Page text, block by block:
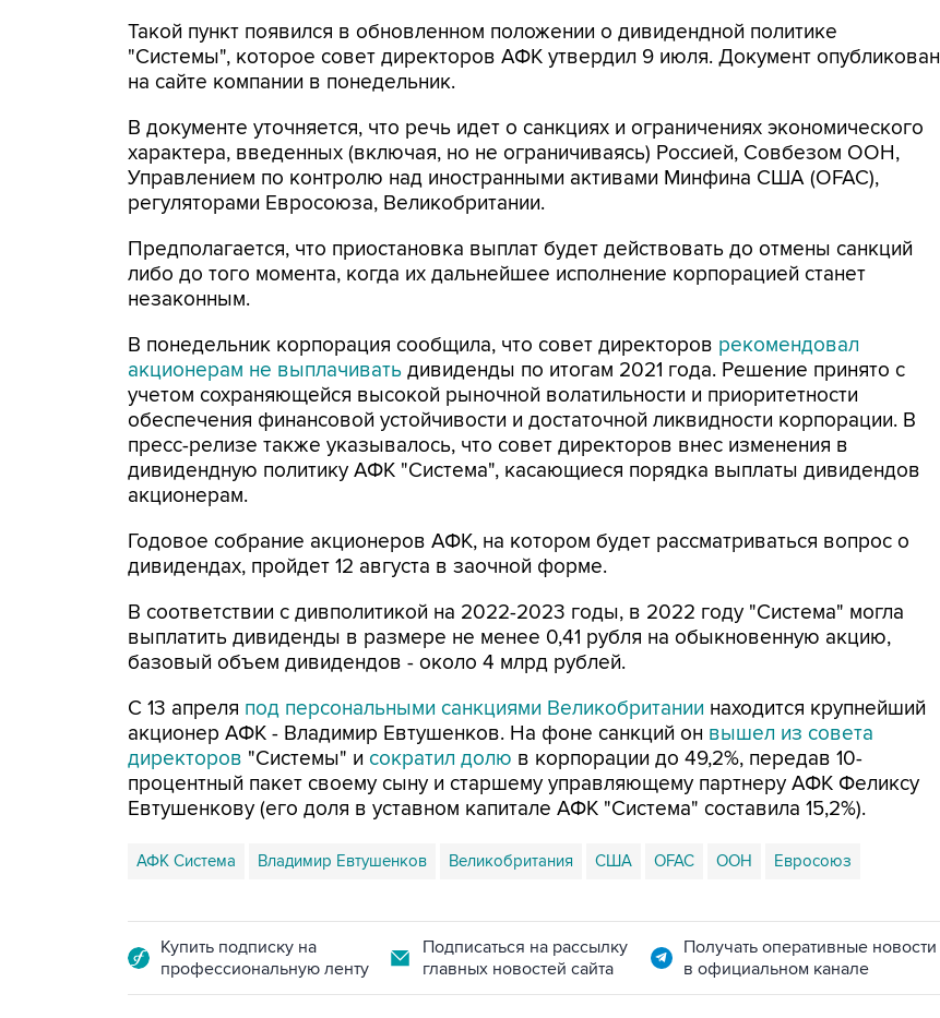
Такой пункт появился в обновленном положении о дивидендной политике
"Системы", которое совет директоров АФК утвердил 9 июля. Документ опубликован
на сайте компании в понедельник.
В документе уточняется, что речь идет о санкциях и ограничениях экономического
характера, введенных (включая, но не ограничиваясь) Россией, Совбезом ООН,
Управлением по контролю над иностранными активами Минфина США (OFAC),
регуляторами Евросоюза, Великобритании.
Предполагается, что приостановка выплат будет действовать до отмены санкций
либо до того момента, когда их дальнейшее исполнение корпорацией станет
незаконным.
В понедельник корпорация сообщила, что совет директоров рекомендовал
акционерам не выплачивать дивиденды по итогам 2021 года. Решение принято с
учетом сохраняющейся высокой рыночной волатильности и приоритетности
обеспечения финансовой устойчивости и достаточной ликвидности корпорации. В
пресс-релизе также указывалось, что совет директоров внес изменения в
дивидендную политику АФК "Система", касающиеся порядка выплаты дивидендов
акционерам.
Годовое собрание акционеров АФК, на котором будет рассматриваться вопрос о
дивидендах, пройдет 12 августа в заочной форме.
В соответствии с дивполитикой на 2022-2023 годы, в 2022 году "Система" могла
выплатить дивиденды в размере не менее 0,41 рубля на обыкновенную акцию,
базовый объем дивидендов - около 4 млрд рублей.
С 13 апреля под персональными санкциями Великобритании находится крупнейший
акционер АФК - Владимир Евтушенков. На фоне санкций он вышел из совета
директоров "Системы" и сократил долю в корпорации до 49,2%, передав 10-
процентный пакет своему сыну и старшему управляющему партнеру АФК Феликсу
Евтушенкову (его доля в уставном капитале АФК "Система" составила 15,2%).
АФК Система Владимир Евтушенков Великобритания США OFAC ООН Евросоюз
Купить подписку на
профессиональную ленту
Подписаться на рассылку
главных новостей сайта
Получать оперативные новости
в официальном канале